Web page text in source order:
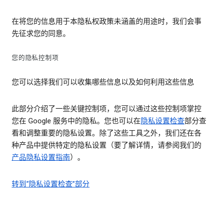
在将您的信息用于本隐私权政策未涵盖的用途时，我们会事
先征求您的同意。
您的隐私控制项
您可以选择我们可以收集哪些信息以及如何利用这些信息
此部分介绍了一些关键控制项，您可以通过这些控制项掌控
您在 Google 服务中的隐私。您也可以在隐私设置检查部分查
看和调整重要的隐私设置。除了这些工具之外，我们还在各
种产品中提供特定的隐私设置（要了解详情，请参阅我们的
产品隐私设置指南）。
转到“隐私设置检查”部分